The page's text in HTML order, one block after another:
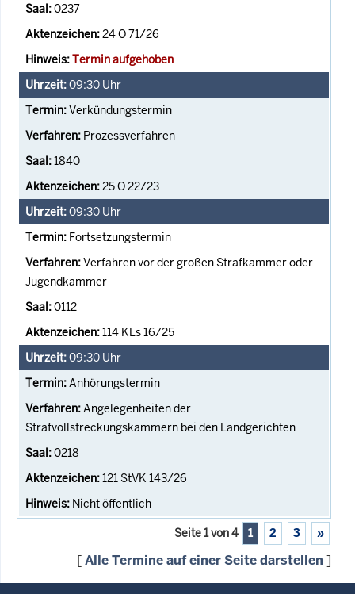
0237
24 O 71/26
Termin aufgehoben
09:30 Uhr
Verkündungstermin
Prozessverfahren
1840
25 O 22/23
09:30 Uhr
Fortsetzungstermin
Verfahren vor der großen Strafkammer oder
Jugendkammer
0112
114 KLs 16/25
09:30 Uhr
Anhörungstermin
Angelegenheiten der
Strafvollstreckungskammern bei den Landgerichten
0218
121 StVK 143/26
Nicht öffentlich
Seite 1 von 4 1 2 3 »
[Alle Termine auf einer Seite darstellen ]